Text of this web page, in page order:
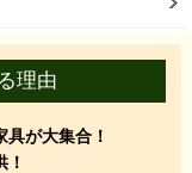
理由
が大集合！